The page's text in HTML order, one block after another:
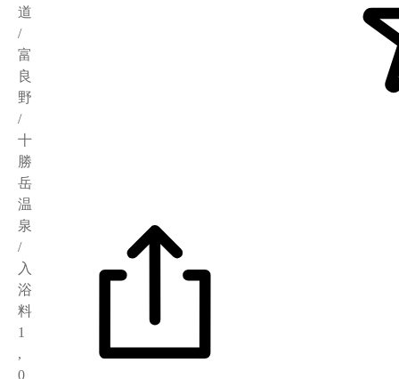
道
/
富
良
野
/
十
勝
岳
温
泉
/
入
浴
料
1
,
0